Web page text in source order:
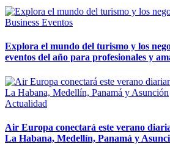
Business Eventos
Explora el mundo del turismo y los
eventos del año para profesionales y
Actualidad
Air Europa conectará este verano
La Habana, Medellín, Panamá y